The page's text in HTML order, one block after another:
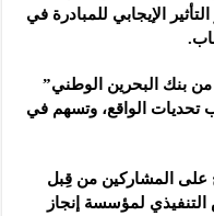
الإيجابي للمبادرة في
من بنك البحرين الوطني”
تحديات الواقع، وتسهم في
على المشاركين من قِبل
لمؤسسة إنجاز